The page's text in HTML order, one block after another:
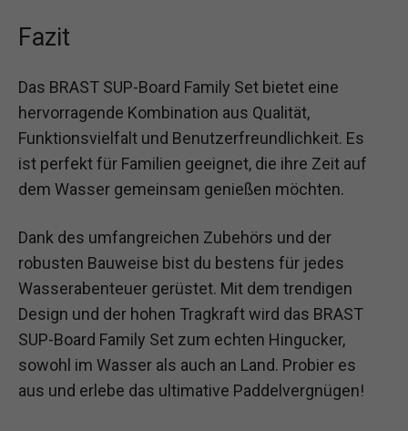
Fazit
Das BRAST SUP-Board Family Set bietet eine
hervorragende Kombination aus Qualität,
Funktionsvielfalt und Benutzerfreundlichkeit. Es
ist perfekt für Familien geeignet, die ihre Zeit auf
dem Wasser gemeinsam genießen möchten.
Dank des umfangreichen Zubehörs und der
robusten Bauweise bist du bestens für jedes
Wasserabenteuer gerüstet. Mit dem trendigen
Design und der hohen Tragkraft wird das BRAST
SUP-Board Family Set zum echten Hingucker,
sowohl im Wasser als auch an Land. Probier es
aus und erlebe das ultimative Paddelvergnügen!